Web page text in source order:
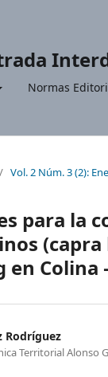
Normas
/ Vol. 2 Núm. 3 (2):
para la
Colina
Rodríguez
Territorial Alonso